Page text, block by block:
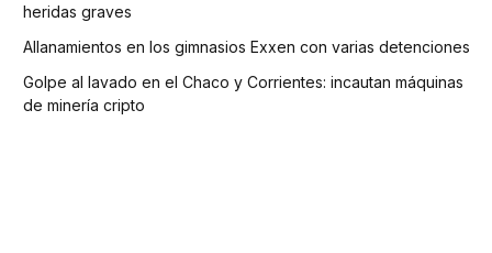
heridas graves
Allanamientos en los gimnasios Exxen con varias detenciones
Golpe al lavado en el Chaco y Corrientes: incautan máquinas
de minería cripto